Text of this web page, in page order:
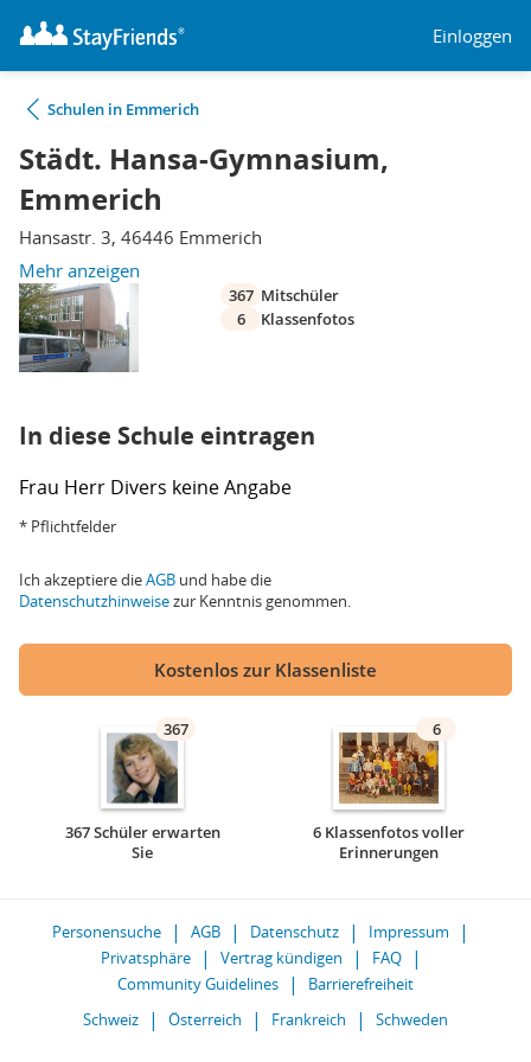
Einloggen
Schulen in Emmerich
Städt. Hansa-Gymnasium,
Emmerich
Hansastr. 3, 46446 Emmerich
Mehr anzeigen
367 Mitschüler
6
Klassenfotos
In diese Schule eintragen
Frau Herr Divers keine Angabe
* Pflichtfelder
Ich akzeptiere dieAGB und habe die
Datenschutzhinweisezur Kenntnis genommen.
Kostenlos zur Klassenliste
367
367 Schüler erwarten
Sie
6
6 Klassenfotos voller
Erinnerungen
Personensuche AGB Datenschutz
Impressum
Privatsphäre
Vertrag kündigen
FAQ
Community Guidelines
Barrierefreiheit
Schweiz
Österreich Frankreich Schweden